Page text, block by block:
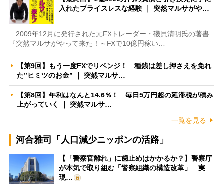
入れたプライスレスな経験 ｜ 突然マルサがや…
2009年12月に発行された元FXトレーダー・磯貝清明氏の著書
『突然マルサがやって来た！～FXで10億円稼い…
【第9回】もう一度FXでリベンジ！ 種銭は差し押さえを免れ
た”ヒミツのお金” ｜ 突然マルサ…
【第8回】年利はなんと14.6％！ 毎日5万円超の延滞税が積み
上がっていく ｜ 突然マルサ…
一覧を見る
河合雅司「人口減少ニッポンの活路」
【「警察官離れ」に歯止めはかかるか？】警察庁
が本気で取り組む「警察組織の構造改革」 実
現…